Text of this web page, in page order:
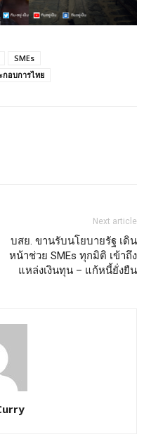
SMEs
กอบการไทย
Next article
บสย. ขานรับนโยบายรัฐ เดิน
หน้าช่วย SMEs ทุกมิติ เข้าถึง
แหล่งเงินทุน – แก้หนี้ยั่งยืน